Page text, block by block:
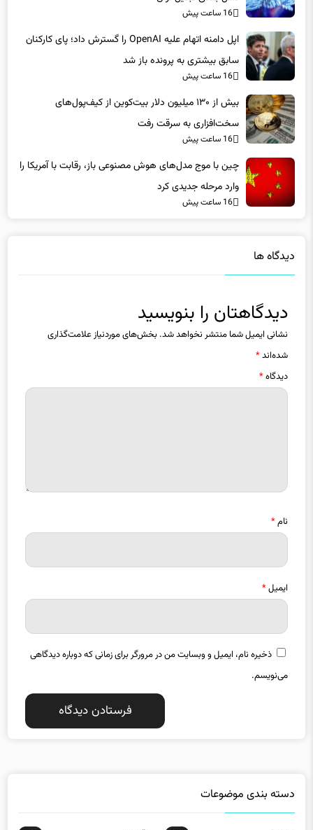
سابق بیشتری به پرونده باز شد
16 ساعت پیش
بیش از ۱۳۰ میلیون دلار بیت‌کوین از کیف‌پول‌های
سخت‌افزاری به سرقت رفت
16 ساعت پیش
چین با موج مدل‌های هوش مصنوعی باز، رقابت با آمریکا را
وارد مرحله جدیدی کرد
16 ساعت پیش
نشانی ایمیل شما منتشر نخواهد شد.بخش‌های موردنیاز علامت‌گذاری
شده‌اند*
دیدگاه*
ایمیل*
ذخیره نام، ایمیل و وبسایت من در مرورگر برای زمانی که دوباره دیدگاهی
می‌نویسم.
استانها